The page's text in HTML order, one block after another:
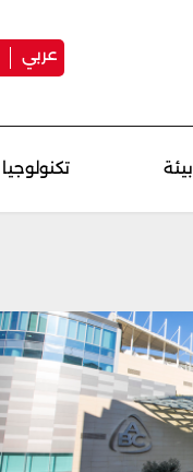
عربي
بيئة تكنولوجيا